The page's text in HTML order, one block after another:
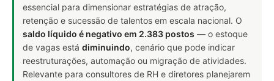
essencial para dimensionar estratégias de atração,
retenção e sucessão de talentos em escala nacional. O
saldo líquido é negativo em 2.383 postos — o estoque
de vagas está diminuindo, cenário que pode indicar
reestruturações, automação ou migração de atividades.
Relevante para consultores de RH e diretores planejarem